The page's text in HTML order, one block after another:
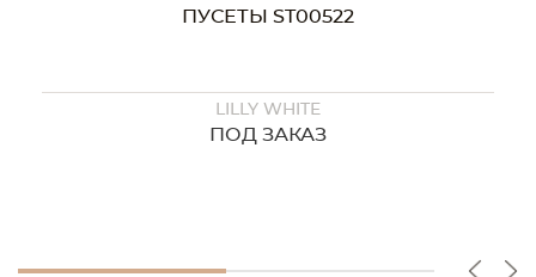
ПУСЕТЫ ST00522
LILLY WHITE
ПОД ЗАКАЗ